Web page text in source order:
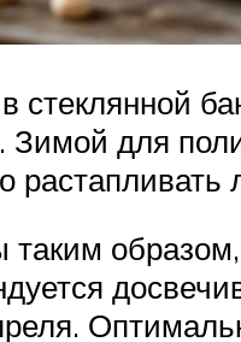
стеклянной
Зимой для
растапливать